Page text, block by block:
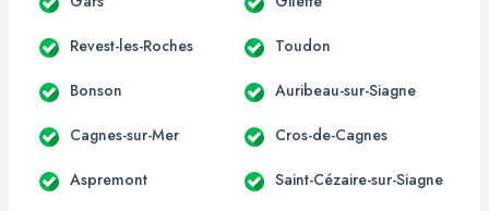
Revest-les-Roches Toudon
Bonson Auribeau-sur-Siagne
Cagnes-sur-Mer Cros-de-Cagnes
Aspremont Saint-Cézaire-sur-Siagne